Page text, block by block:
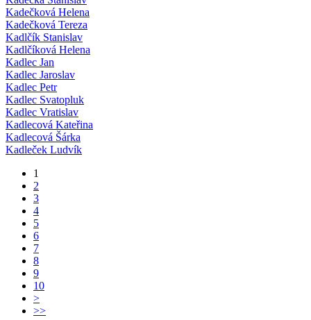
Kadečková Helena
Kadečková Tereza
Kadlčík Stanislav
Kadlčíková Helena
Kadlec Jan
Kadlec Jaroslav
Kadlec Petr
Kadlec Svatopluk
Kadlec Vratislav
Kadlecová Kateřina
Kadlecová Šárka
Kadleček Ludvík
1
2
3
4
5
6
7
8
9
10
>
>>